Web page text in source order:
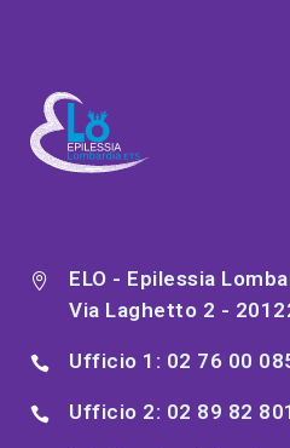
ELO - Epilessia
Via Laghetto 2 -
Ufficio 1: 02 76 00
Ufficio 2: 02 89 82